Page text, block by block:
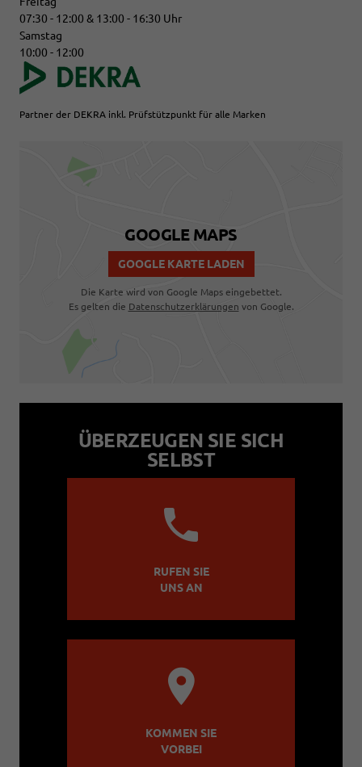
07:30 - 12:00 & 13:00 - 16:30 Uhr
Samstag
10:00 - 12:00
Partner der DEKRA inkl. Prüfstützpunkt für alle Marken
GOOGLE MAPS
GOOGLE KARTE LADEN
Die Karte wird von Google Maps eingebettet.
Es gelten die Datenschutzerklärungen von Google.
ÜBERZEUGEN SIE SICH
SELBST
RUFEN SIE
UNS AN
KOMMEN SIE
VORBEI